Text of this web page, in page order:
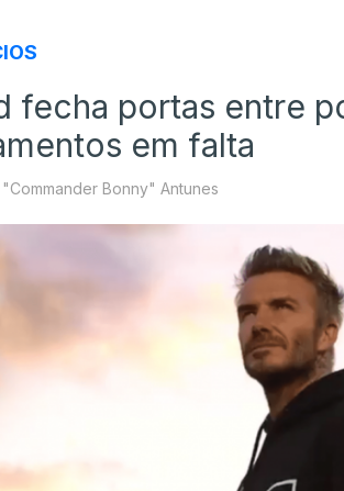
fecha portas entre
em falta
Bonny" Antunes